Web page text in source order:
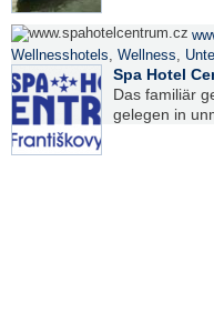
Wellnesshotels, Wellness,
Spa Hotel
Das familiär
gelegen in